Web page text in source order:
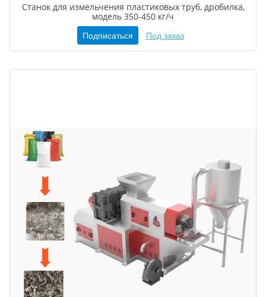
Станок для измельчения пластиковых труб, дробилка,
модель 350-450 кг/ч
Подписаться Под заказ